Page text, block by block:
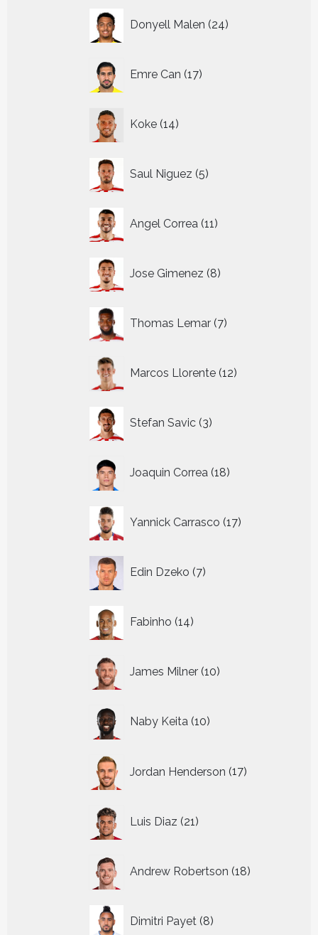
Donyell Malen 24
producten
Emre Can 17
producten
Koke 14
producten
Saul Niguez 5
producten
Angel Correa 11
producten
Jose Gimenez 8
producten
Thomas Lemar 7
producten
Marcos Llorente 12
producten
Stefan Savic 3
producten
Joaquin Correa 18
producten
Yannick Carrasco 17
producten
Edin Dzeko 7
producten
Fabinho 14
producten
James Milner 10
producten
Naby Keita 10
producten
Jordan Henderson 17
producten
Luis Diaz 21
producten
Andrew Robertson 18
producten
Dimitri Payet 8
producten